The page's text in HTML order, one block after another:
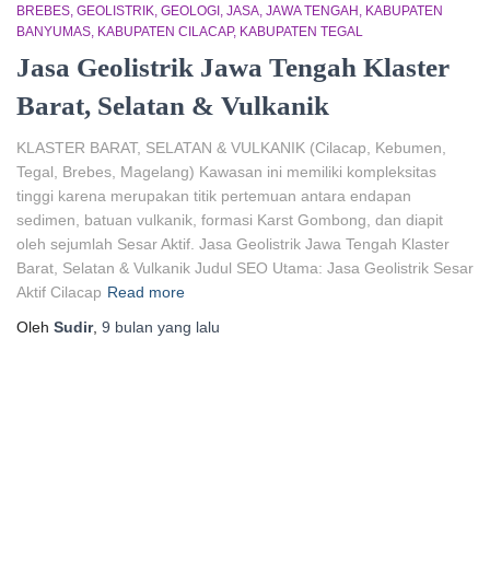
BREBES GEOLISTRIK GEOLOGI JASA JAWA TENGAH
KABUPATEN
BANYUMAS KABUPATEN CILACAP KABUPATEN TEGAL
Jasa Geolistrik Jawa Tengah Klaster
Barat, Selatan & Vulkanik
KLASTER BARAT, SELATAN & VULKANIK (Cilacap, Kebumen,
Tegal, Brebes, Magelang) Kawasan ini memiliki kompleksitas
tinggi karena merupakan titik pertemuan antara endapan
sedimen, batuan vulkanik, formasi Karst Gombong, dan diapit
oleh sejumlah Sesar Aktif. Jasa Geolistrik Jawa Tengah Klaster
Barat, Selatan & Vulkanik Judul SEO Utama: Jasa Geolistrik Sesar
Aktif Cilacap Read more
Oleh Sudir, 9 bulan yang lalu